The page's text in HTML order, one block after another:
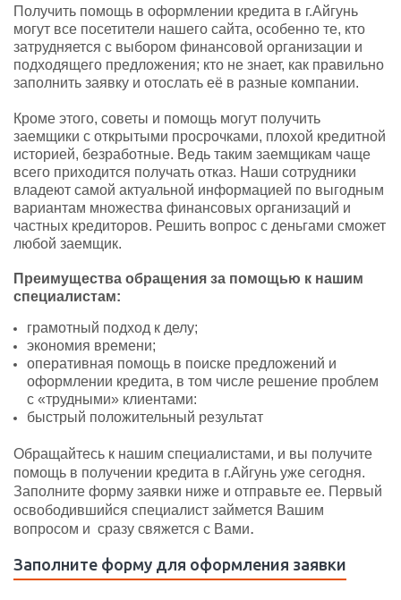
Получить помощь в оформлении кредита в г.Айгунь
могут все посетители нашего сайта, особенно те, кто
затрудняется с выбором финансовой организации и
подходящего предложения; кто не знает, как правильно
заполнить заявку и отослать её в разные компании.
Кроме этого, советы и помощь могут получить
заемщики с открытыми просрочками, плохой кредитной
историей, безработные. Ведь таким заемщикам чаще
всего приходится получать отказ. Наши сотрудники
владеют самой актуальной информацией по выгодным
вариантам множества финансовых организаций и
частных кредиторов. Решить вопрос с деньгами сможет
любой заемщик.
Преимущества обращения за помощью к нашим
специалистам:
грамотный подход к делу;
экономия времени;
оперативная помощь в поиске предложений и
оформлении кредита, в том числе решение проблем
с «трудными» клиентами:
быстрый положительный результат
Обращайтесь к нашим специалистами, и вы получите
помощь в получении кредита в г.Айгунь уже сегодня.
Заполните форму заявки ниже и отправьте ее. Первый
освободившийся специалист займется Вашим
вопросом и сразу свяжется с Вами.
Заполните форму для оформления заявки